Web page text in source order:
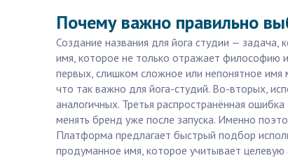
Почему важно правильно
Создание названия для йога студии — задача,
имя, которое не только отражает философию
первых, слишком сложное или непонятное имя
что так важно для йога-студий. Во-вторых,
аналогичных. Третья распространённая
менять бренд уже после запуска. Именно
Платформа предлагает быстрый подбор
продуманное имя, которое учитывает